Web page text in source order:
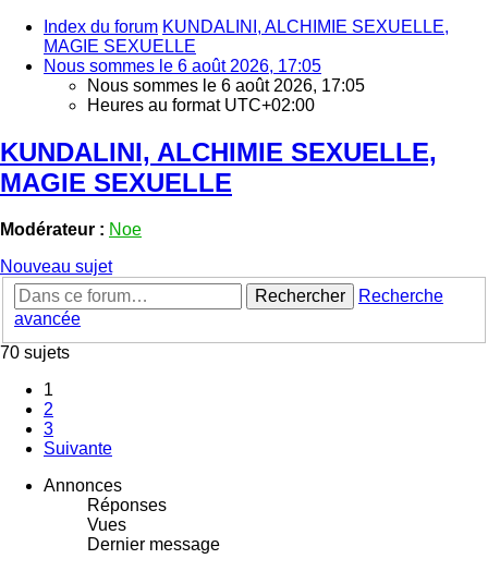
Index du forum KUNDALINI, ALCHIMIE SEXUELLE,
MAGIE SEXUELLE
Nous sommes le 6 août 2026, 17:05
Nous sommes le 6 août 2026, 17:05
Heures au format UTC+02:00
KUNDALINI, ALCHIMIE SEXUELLE,
MAGIE SEXUELLE
Modérateur : Noe
Nouveau sujet
Rechercher
Recherche
avancée
70 sujets
1
2
3
Suivante
Annonces
Réponses
Vues
Dernier message